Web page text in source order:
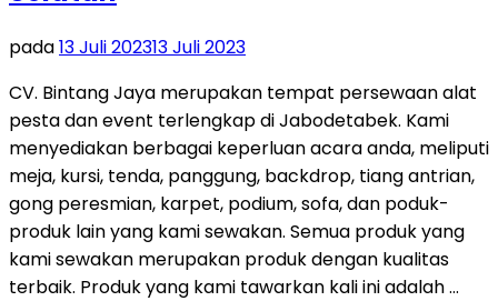
pada13 Juli 202313 Juli 2023
CV. Bintang Jaya merupakan tempat persewaan alat
pesta dan event terlengkap di Jabodetabek. Kami
menyediakan berbagai keperluan acara anda, meliputi
meja, kursi, tenda, panggung, backdrop, tiang antrian,
gong peresmian, karpet, podium, sofa, dan poduk-
produk lain yang kami sewakan. Semua produk yang
kami sewakan merupakan produk dengan kualitas
terbaik. Produk yang kami tawarkan kali ini adalah …